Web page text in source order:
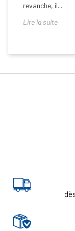
revanche, il...
Lire la suite